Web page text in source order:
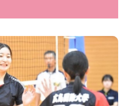
保護者の方
卒業生の方
採用担当の方
いて）